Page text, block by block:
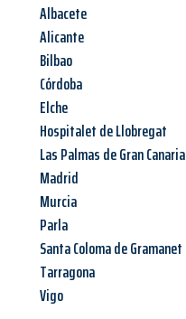
Albacete
Alicante
Bilbao
Córdoba
Elche
Hospitalet de Llobregat
Las Palmas de Gran Canaria
Madrid
Murcia
Parla
Santa Coloma de Gramanet
Tarragona
Vigo